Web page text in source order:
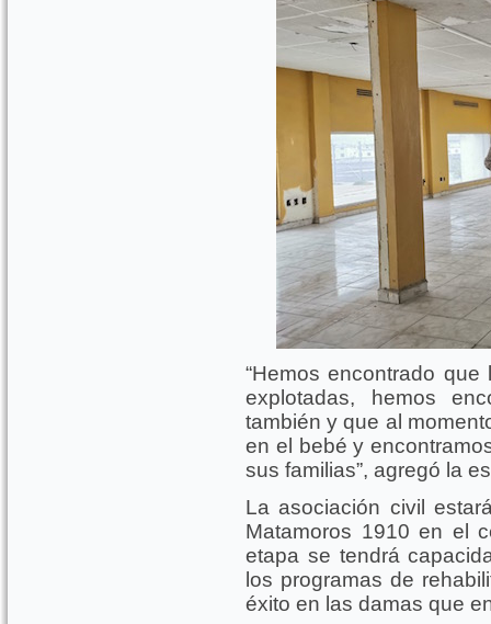
“Hemos encontrado
explotadas, hemos
también y que al
en el bebé y
sus familias”, agregó la
La asociación civil
Matamoros 1910 en el
etapa se tendrá
los programas de
éxito en las damas que